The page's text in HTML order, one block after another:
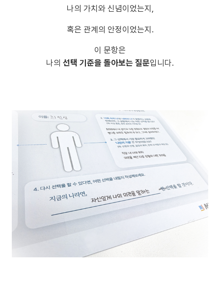
나의 가치와 신념이었는지,
혹은 관계의 안정이었는지.
이 문항은
나의 선택 기준을 돌아보는 질문입니다.